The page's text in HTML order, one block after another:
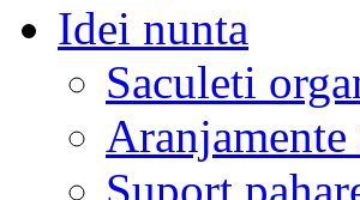
Idei nunta
Saculeti
Suport